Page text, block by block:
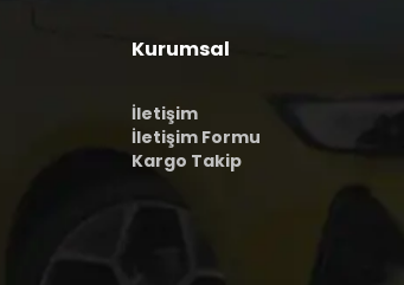
Kurumsal
İletişim
İletişim Formu
Kargo Takip